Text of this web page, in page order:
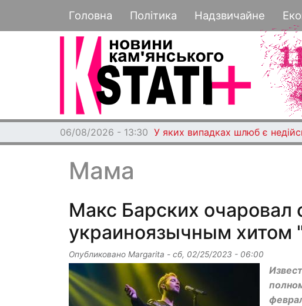
Основная навигация
Головна Політика Надзвичайне
06/08/2026 - 13:30 У яких випадках шлюб є
Мама
Макс Барских очаровал
украиноязычным хитом
Опубликовано Margarita - сб, 02/25/2023 - 06:00